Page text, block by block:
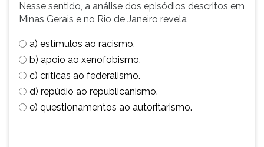
Nesse sentido, a análise dos episódios descritos em
Minas Gerais e no Rio de Janeiro revela
a) estímulos ao racismo.
b) apoio ao xenofobismo.
c) críticas ao federalismo.
d) repúdio ao republicanismo.
e) questionamentos ao autoritarismo.